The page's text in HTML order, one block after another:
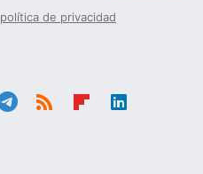
política de privacidad